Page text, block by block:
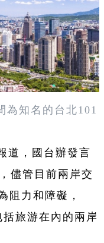
為知名的台北101
道，國台辦發言
儘管目前兩岸交
阻力和障礙，
旅游在內的兩岸